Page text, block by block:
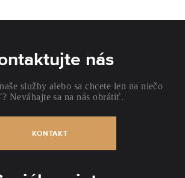
nás
služby alebo sa chcete len na niečo
Neváhajte sa na nás obrátiť.
KONTAKT